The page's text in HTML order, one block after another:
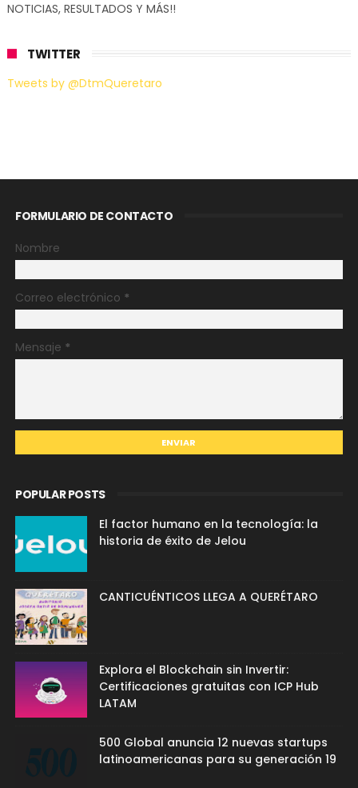
NOTICIAS, RESULTADOS Y MÁS!!
TWITTER
Tweets by @DtmQueretaro
FORMULARIO DE CONTACTO
Nombre
Correo electrónico *
Mensaje *
POPULAR POSTS
El factor humano en la tecnología: la
historia de éxito de Jelou
CANTICUÉNTICOS LLEGA A QUERÉTARO
Explora el Blockchain sin Invertir:
Certificaciones gratuitas con ICP Hub
LATAM
500 Global anuncia 12 nuevas startups
latinoamericanas para su generación 19